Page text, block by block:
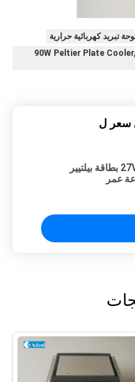
تبريد كهربائية حرارية
90W Peltier Plate
سعر ل
المختبر 27VDC 90W بطاقة بيلتيير